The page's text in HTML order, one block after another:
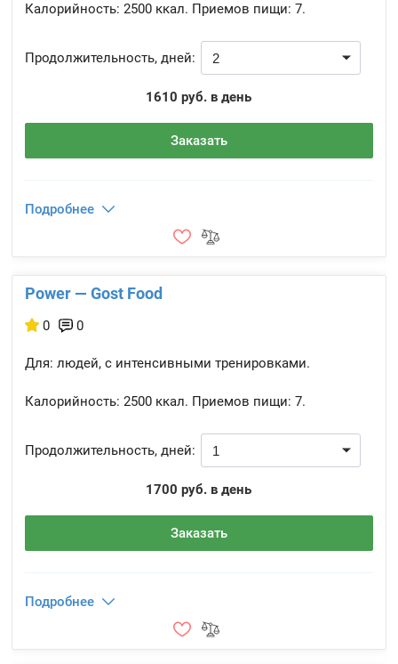
Калорийность: 2500 ккал. Приемов пищи: 7.
Продолжительность, дней:
1610 руб. в день
Заказать
Подробнее
Power — Gost Food
0 0
Для: людей, с интенсивными тренировками.
Калорийность: 2500 ккал. Приемов пищи: 7.
Продолжительность, дней:
1700 руб. в день
Заказать
Подробнее